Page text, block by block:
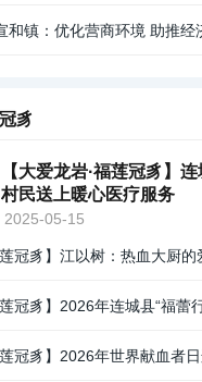
和镇：优化营商环境 助推经
豸
【大爱龙岩·福莲冠豸】
村民送上暖心医疗服务
2025-05-15
莲冠豸】江以树：热血大厨的
莲冠豸】2026年世界献血者